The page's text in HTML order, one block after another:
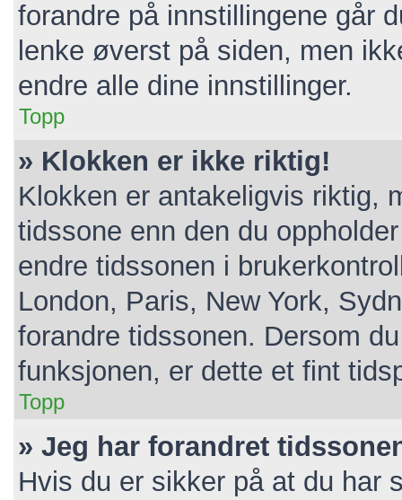
forandre på innstillingene går
lenke øverst på siden, men
endre alle dine innstillinger.
Topp
» Klokken er ikke riktig!
Klokken er antakeligvis riktig,
tidssone enn den du
endre tidssonen i
London, Paris, New York,
forandre tidssonen. Dersom
funksjonen, er dette et fint
Topp
» Jeg har forandret
Hvis du er sikker på at du har